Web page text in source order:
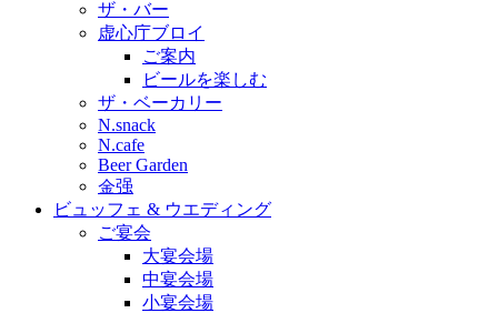
ザ・バー
虚心庁ブロイ
ご案内
ビールを楽しむ
ザ・ベーカリー
N.snack
N.cafe
Beer Garden
金强
ビュッフェ & ウエディング
ご宴会
大宴会場
中宴会場
小宴会場